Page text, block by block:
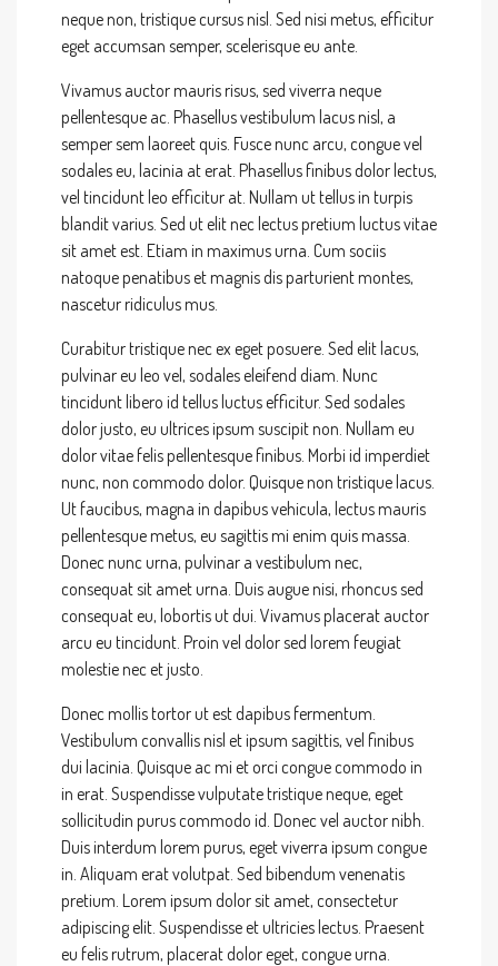
neque non, tristique cursus nisl. Sed nisi metus, efficitur
eget accumsan semper, scelerisque eu ante.
Vivamus auctor mauris risus, sed viverra neque
pellentesque ac. Phasellus vestibulum lacus nisl, a
semper sem laoreet quis. Fusce nunc arcu, congue vel
sodales eu, lacinia at erat. Phasellus finibus dolor lectus,
vel tincidunt leo efficitur at. Nullam ut tellus in turpis
blandit varius. Sed ut elit nec lectus pretium luctus vitae
sit amet est. Etiam in maximus urna. Cum sociis
natoque penatibus et magnis dis parturient montes,
nascetur ridiculus mus.
Curabitur tristique nec ex eget posuere. Sed elit lacus,
pulvinar eu leo vel, sodales eleifend diam. Nunc
tincidunt libero id tellus luctus efficitur. Sed sodales
dolor justo, eu ultrices ipsum suscipit non. Nullam eu
dolor vitae felis pellentesque finibus. Morbi id imperdiet
nunc, non commodo dolor. Quisque non tristique lacus.
Ut faucibus, magna in dapibus vehicula, lectus mauris
pellentesque metus, eu sagittis mi enim quis massa.
Donec nunc urna, pulvinar a vestibulum nec,
consequat sit amet urna. Duis augue nisi, rhoncus sed
consequat eu, lobortis ut dui. Vivamus placerat auctor
arcu eu tincidunt. Proin vel dolor sed lorem feugiat
molestie nec et justo.
Donec mollis tortor ut est dapibus fermentum.
Vestibulum convallis nisl et ipsum sagittis, vel finibus
dui lacinia. Quisque ac mi et orci congue commodo in
in erat. Suspendisse vulputate tristique neque, eget
sollicitudin purus commodo id. Donec vel auctor nibh.
Duis interdum lorem purus, eget viverra ipsum congue
in. Aliquam erat volutpat. Sed bibendum venenatis
pretium. Lorem ipsum dolor sit amet, consectetur
adipiscing elit. Suspendisse et ultricies lectus. Praesent
eu felis rutrum, placerat dolor eget, congue urna.